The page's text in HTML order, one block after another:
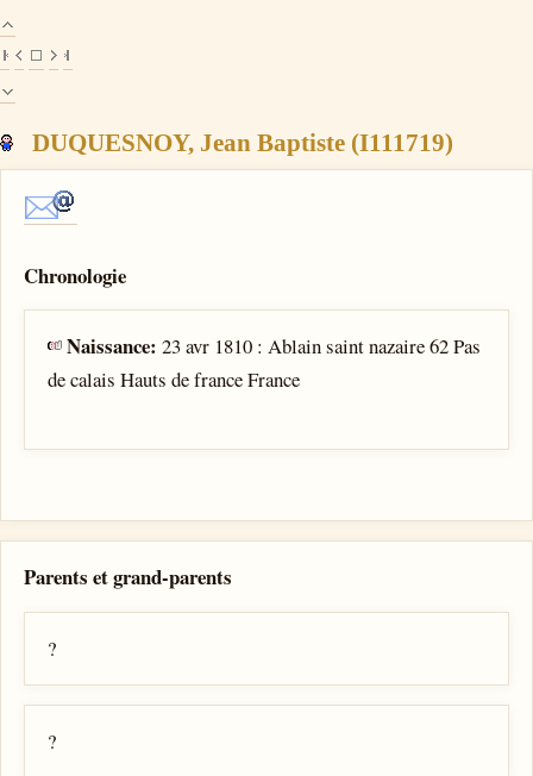
DUQUESNOY, Jean Baptiste (I111719)
Chronologie
Naissance:23 avr 1810 : Ablain saint nazaire 62 Pas
de calais Hauts de france France
Parents et grand-parents
?
?